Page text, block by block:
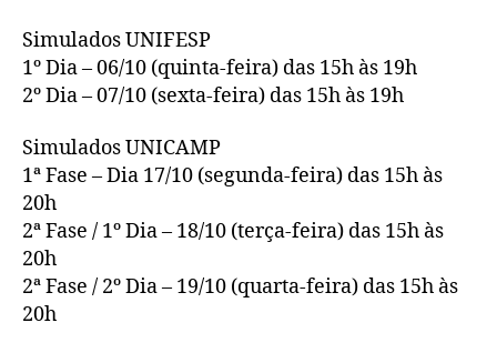
Simulados UNIFESP
1º Dia – 06/10 (quinta-feira) das 15h às 19h
2º Dia – 07/10 (sexta-feira) das 15h às 19h
Simulados UNICAMP
1ª Fase – Dia 17/10 (segunda-feira) das 15h às
20h
2ª Fase / 1º Dia – 18/10 (terça-feira) das 15h às
20h
2ª Fase / 2º Dia – 19/10 (quarta-feira) das 15h às
20h